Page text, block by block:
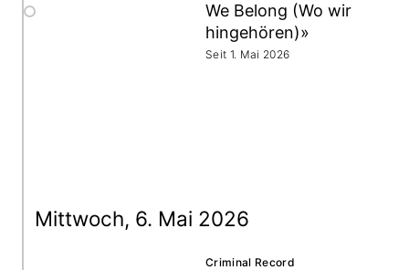
We Belong (Wo wir
hingehören)»
Seit 1. Mai 2026
Mittwoch, 6. Mai 2026
Criminal Record